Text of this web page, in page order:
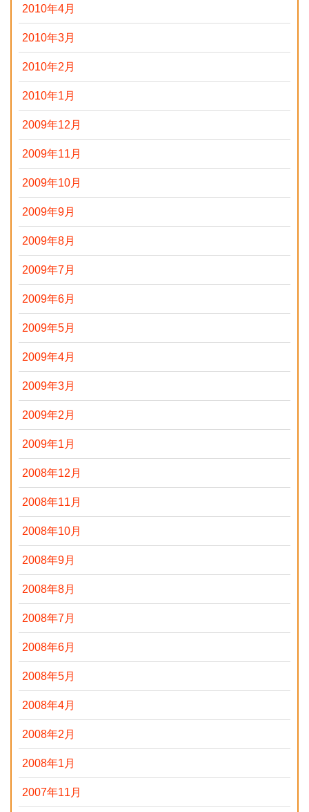
2010年4月
2010年3月
2010年2月
2010年1月
2009年12月
2009年11月
2009年10月
2009年9月
2009年8月
2009年7月
2009年6月
2009年5月
2009年4月
2009年3月
2009年2月
2009年1月
2008年12月
2008年11月
2008年10月
2008年9月
2008年8月
2008年7月
2008年6月
2008年5月
2008年4月
2008年2月
2008年1月
2007年11月